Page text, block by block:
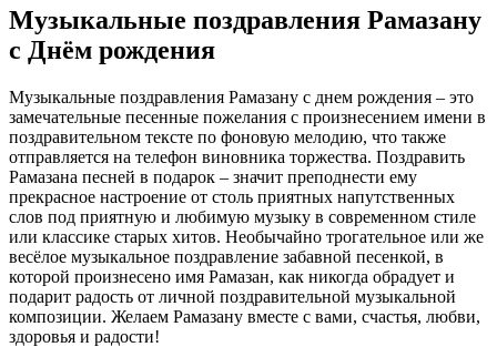
Музыкальные поздравления Рамазану
с Днём рождения
Музыкальные поздравления Рамазану с днем рождения – это
замечательные песенные пожелания с произнесением имени в
поздравительном тексте по фоновую мелодию, что также
отправляется на телефон виновника торжества. Поздравить
Рамазана песней в подарок – значит преподнести ему
прекрасное настроение от столь приятных напутственных
слов под приятную и любимую музыку в современном стиле
или классике старых хитов. Необычайно трогательное или же
весёлое музыкальное поздравление забавной песенкой, в
которой произнесено имя Рамазан, как никогда обрадует и
подарит радость от личной поздравительной музыкальной
композиции. Желаем Рамазану вместе с вами, счастья, любви,
здоровья и радости!